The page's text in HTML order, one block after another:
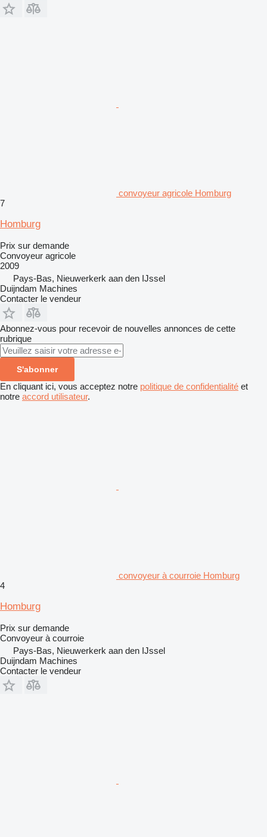
convoyeur agricole Homburg
7
Homburg
Prix sur demande
Convoyeur agricole
2009
Pays-Bas, Nieuwerkerk aan den IJssel
Duijndam Machines
Contacter le vendeur
Abonnez-vous pour recevoir de nouvelles annonces de cette
rubrique
S'abonner
En cliquant ici, vous acceptez notre politique de confidentialité et
notre accord utilisateur.
convoyeur à courroie Homburg
4
Homburg
Prix sur demande
Convoyeur à courroie
Pays-Bas, Nieuwerkerk aan den IJssel
Duijndam Machines
Contacter le vendeur